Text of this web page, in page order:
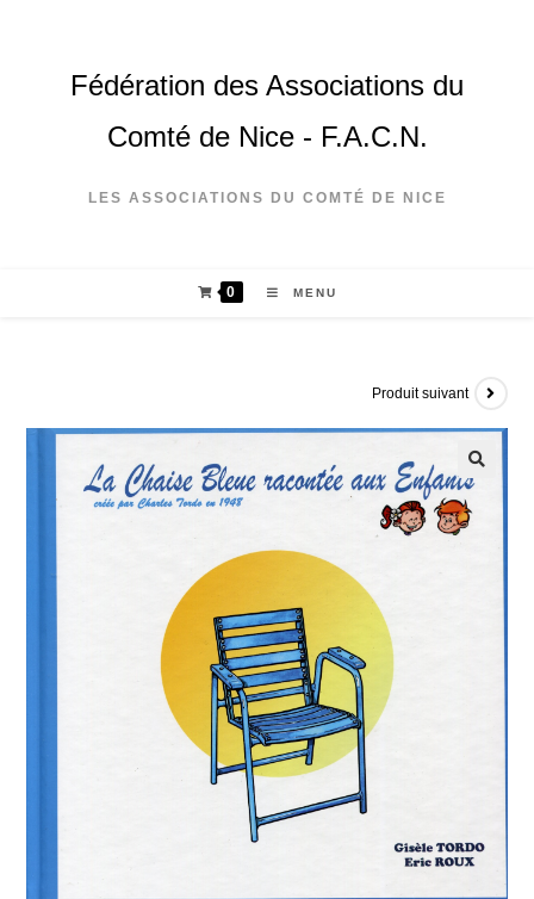
Fédération des Associations du
Comté de Nice - F.A.C.N.
LES ASSOCIATIONS DU COMTÉ DE NICE
0 MENU
Produit suivant